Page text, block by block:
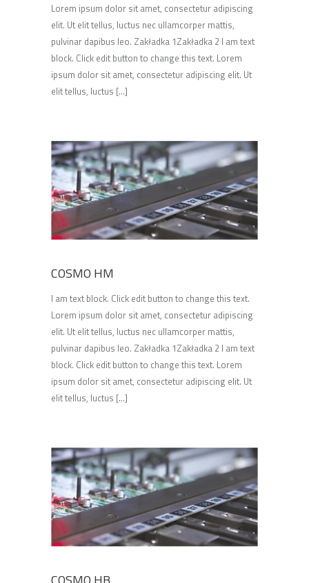
Lorem ipsum dolor sit amet, consectetur adipiscing
elit. Ut elit tellus, luctus nec ullamcorper mattis,
pulvinar dapibus leo. Zakładka 1Zakładka 2 I am text
block. Click edit button to change this text. Lorem
ipsum dolor sit amet, consectetur adipiscing elit. Ut
elit tellus, luctus [...]
COSMO HM
I am text block. Click edit button to change this text.
Lorem ipsum dolor sit amet, consectetur adipiscing
elit. Ut elit tellus, luctus nec ullamcorper mattis,
pulvinar dapibus leo. Zakładka 1Zakładka 2 I am text
block. Click edit button to change this text. Lorem
ipsum dolor sit amet, consectetur adipiscing elit. Ut
elit tellus, luctus [...]